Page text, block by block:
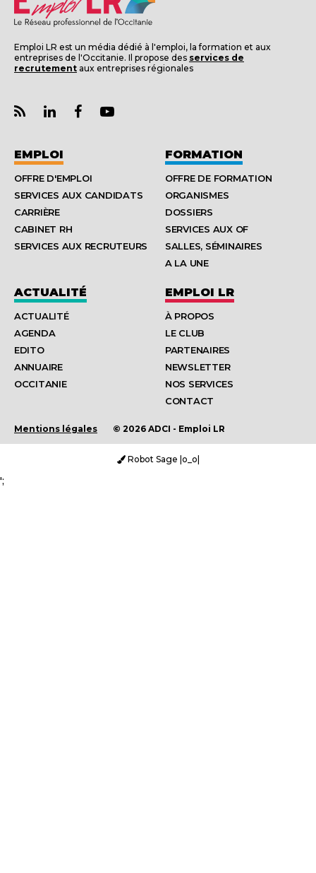
Emploi LR est un média dédié à l'emploi, la formation et aux
entreprises de l'Occitanie. Il propose des services de
recrutement aux entreprises régionales
EMPLOI
OFFRE D'EMPLOI
SERVICES AUX CANDIDATS
CARRIÈRE
CABINET RH
SERVICES AUX RECRUTEURS
FORMATION
OFFRE DE FORMATION
ORGANISMES
DOSSIERS
SERVICES AUX OF
SALLES, SÉMINAIRES
A LA UNE
ACTUALITÉ
ACTUALITÉ
AGENDA
EDITO
ANNUAIRE
OCCITANIE
EMPLOI LR
À PROPOS
LE CLUB
PARTENAIRES
NEWSLETTER
NOS SERVICES
CONTACT
Mentions légales © 2026 ADCI - Emploi LR
Robot Sage |o_o|
';